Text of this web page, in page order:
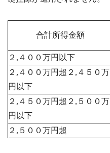
合計所得金額
２,４００万円以下
２,４００万円超２,４５０万
円以下
２,４５０万円超２,５００万
円以下
２,５００万円超